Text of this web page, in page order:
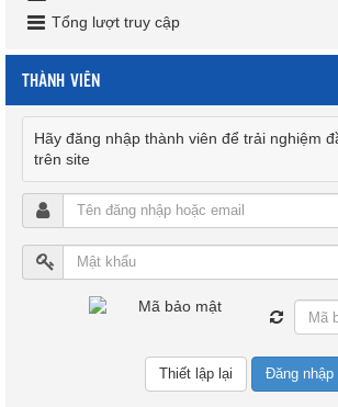
Tổng lượt truy cập
THÀNH VIÊN
Hãy đăng nhập thành viên để trải nghiệm
trên site
Đăng nhập